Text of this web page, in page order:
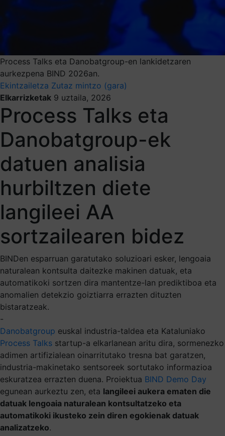
Process Talks eta Danobatgroup-en lankidetzaren
aurkezpena BIND 2026an.
Ekintzailetza Zutaz mintzo (gara)
Elkarrizketak 9 uztaila, 2026
Process Talks eta
Danobatgroup-ek
datuen analisia
hurbiltzen diete
langileei AA
sortzailearen bidez
BINDen esparruan garatutako soluzioari esker, lengoaia
naturalean kontsulta daitezke makinen datuak, eta
automatikoki sortzen dira mantentze-lan prediktiboa eta
anomalien detekzio goiztiarra errazten dituzten
bistaratzeak.
-
Danobatgroup euskal industria-taldea eta Kataluniako
Process Talks startup-a elkarlanean aritu dira, sormenezko
adimen artifizialean oinarritutako tresna bat garatzen,
industria-makinetako sentsoreek sortutako informazioa
eskuratzea errazten duena. Proiektua BIND Demo Day
egunean aurkeztu zen, eta langileei aukera ematen die
datuak lengoaia naturalean kontsultatzeko eta
automatikoki ikusteko zein diren egokienak datuak
analizatzeko.